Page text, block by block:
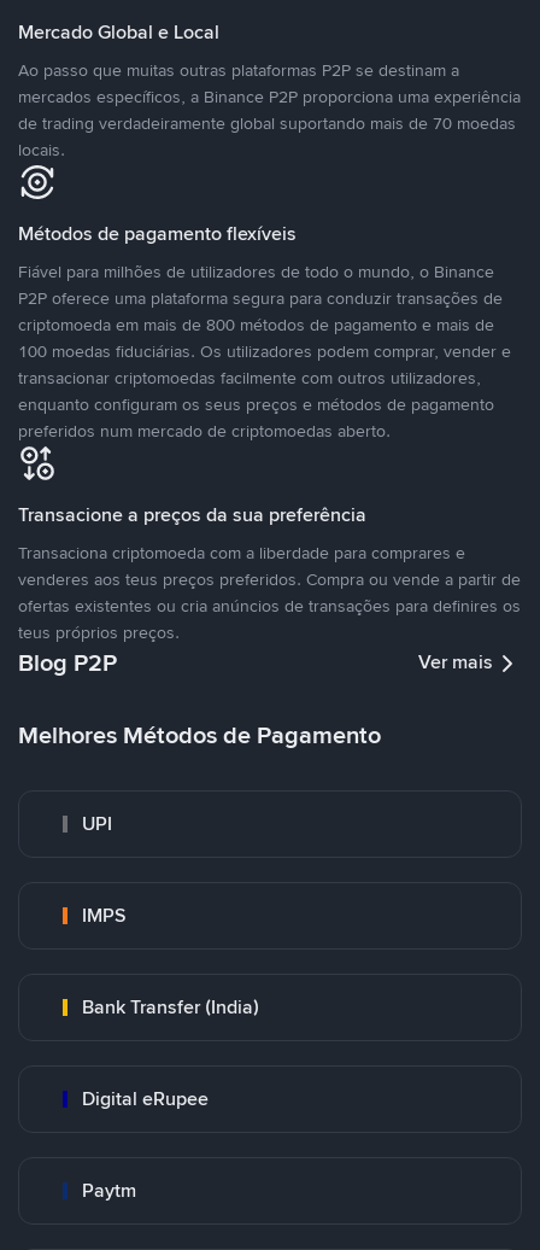
Mercado Global e Local
Ao passo que muitas outras plataformas P2P se destinam a
mercados específicos, a Binance P2P proporciona uma experiência
de trading verdadeiramente global suportando mais de 70 moedas
locais.
Métodos de pagamento flexíveis
Fiável para milhões de utilizadores de todo o mundo, o Binance
P2P oferece uma plataforma segura para conduzir transações de
criptomoeda em mais de 800 métodos de pagamento e mais de
100 moedas fiduciárias. Os utilizadores podem comprar, vender e
transacionar criptomoedas facilmente com outros utilizadores,
enquanto configuram os seus preços e métodos de pagamento
preferidos num mercado de criptomoedas aberto.
Transacione a preços da sua preferência
Transaciona criptomoeda com a liberdade para comprares e
venderes aos teus preços preferidos. Compra ou vende a partir de
ofertas existentes ou cria anúncios de transações para definires os
teus próprios preços.
Blog P2P Ver mais
Melhores Métodos de Pagamento
UPI
IMPS
Bank Transfer (India)
Digital eRupee
Paytm